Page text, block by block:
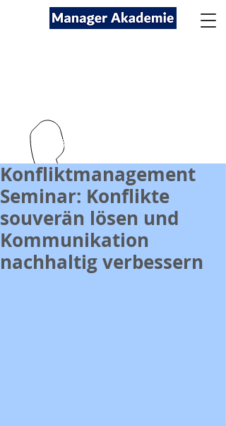
kontakt@managerakademie.com
Konfliktmanagement
Seminar: Konflikte
souverän lösen und
Kommunikation
nachhaltig verbessern